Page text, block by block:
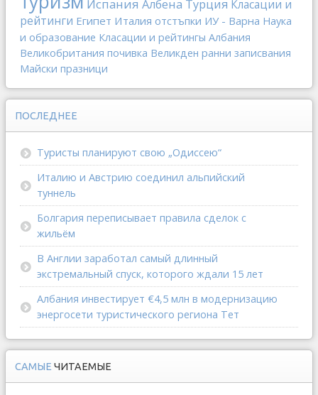
Испания Албена Турция Класации и
рейтинги Египет Италия отстъпки ИУ - Варна Наука
и образование Класации и рейтингы Албания
Великобритания почивка Великден ранни записвания
Майски празници
ПОСЛЕДНЕЕ
Туристы планируют свою „Одиссею“
Италию и Австрию соединил альпийский
туннель
Болгария переписывает правила сделок с
жильём
В Англии заработал самый длинный
экстремальный спуск, которого ждали 15 лет
Албания инвестирует €4,5 млн в модернизацию
энергосети туристического региона Тет
САМЫЕ ЧИТАЕМЫЕ